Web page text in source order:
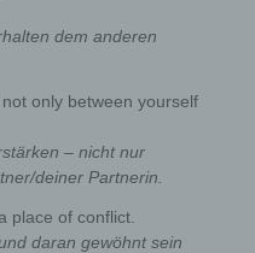
dem anderen
only between yourself
– nicht nur
deiner Partnerin.
place of conflict.
daran gewöhnt sein